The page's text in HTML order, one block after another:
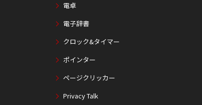
電卓
電子辞書
クロック&タイマー
ポインター
ページクリッカー
Privacy Talk